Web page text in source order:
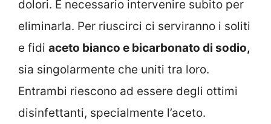
dolori. È necessario intervenire subito per
eliminarla. Per riuscirci ci serviranno i soliti
e fidi aceto bianco e bicarbonato di sodio,
sia singolarmente che uniti tra loro.
Entrambi riescono ad essere degli ottimi
disinfettanti, specialmente l’aceto.